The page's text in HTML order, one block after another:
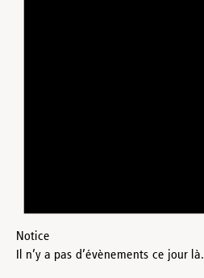
Notice
Il n’y a pas d’évènements ce jour là.